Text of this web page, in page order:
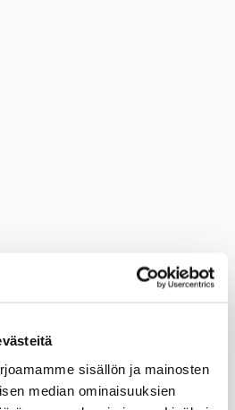
sisällön ja mainosten
median ominaisuuksien